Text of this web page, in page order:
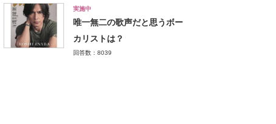
実施中
唯一無二の歌声だと思うボー
カリストは？
回答数：8039